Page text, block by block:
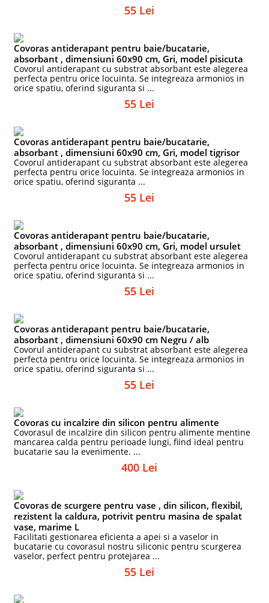
55 Lei
Covoras antiderapant pentru baie/bucatarie,
absorbant , dimensiuni 60x90 cm, Gri, model pisicuta
Covorul antiderapant cu substrat absorbant este alegerea
perfecta pentru orice locuinta. Se integreaza armonios in
orice spatiu, oferind siguranta si ...
55 Lei
Covoras antiderapant pentru baie/bucatarie,
absorbant , dimensiuni 60x90 cm, Gri, model tigrisor
Covorul antiderapant cu substrat absorbant este alegerea
perfecta pentru orice locuinta. Se integreaza armonios in
orice spatiu, oferind siguranta ...
55 Lei
Covoras antiderapant pentru baie/bucatarie,
absorbant , dimensiuni 60x90 cm, Gri, model ursulet
Covorul antiderapant cu substrat absorbant este alegerea
perfecta pentru orice locuinta. Se integreaza armonios in
orice spatiu, oferind siguranta si ...
55 Lei
Covoras antiderapant pentru baie/bucatarie,
absorbant , dimensiuni 60x90 cm Negru / alb
Covorul antiderapant cu substrat absorbant este alegerea
perfecta pentru orice locuinta. Se integreaza armonios in
orice spatiu, oferind siguranta si ...
55 Lei
Covoras cu incalzire din silicon pentru alimente
Covorasul de incalzire din silicon pentru alimente mentine
mancarea calda pentru perioade lungi, fiind ideal pentru
bucatarie sau la evenimente. ...
400 Lei
Covoras de scurgere pentru vase , din silicon, flexibil,
rezistent la caldura, potrivit pentru masina de spalat
vase, marime L
Facilitati gestionarea eficienta a apei si a vaselor in
bucatarie cu covorasul nostru siliconic pentru scurgerea
vaselor, perfect pentru protejarea ...
55 Lei